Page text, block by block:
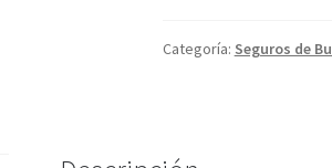
Anual
Categoría: Seguros de